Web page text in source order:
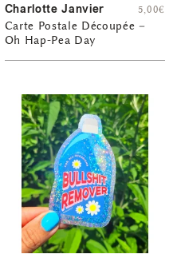
Charlotte Janvier
Carte Postale Découpée –
Oh Hap-Pea Day
5,00€